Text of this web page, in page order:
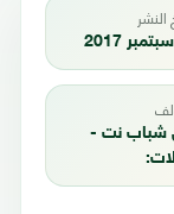
النشر
شباب نت -